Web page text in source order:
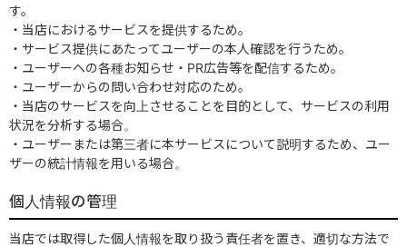
す。
・当店におけるサービスを提供するため。
・サービス提供にあたってユーザーの本人確認を行うため。
・ユーザーへの各種お知らせ・PR広告等を配信するため。
・ユーザーからの問い合わせ対応のため。
・当店のサービスを向上させることを目的として、サービスの利用
状況を分析する場合。
・ユーザーまたは第三者に本サービスについて説明するため、ユー
ザーの統計情報を用いる場合。
個人情報の管理
当店では取得した個人情報を取り扱う責任者を置き、適切な方法で